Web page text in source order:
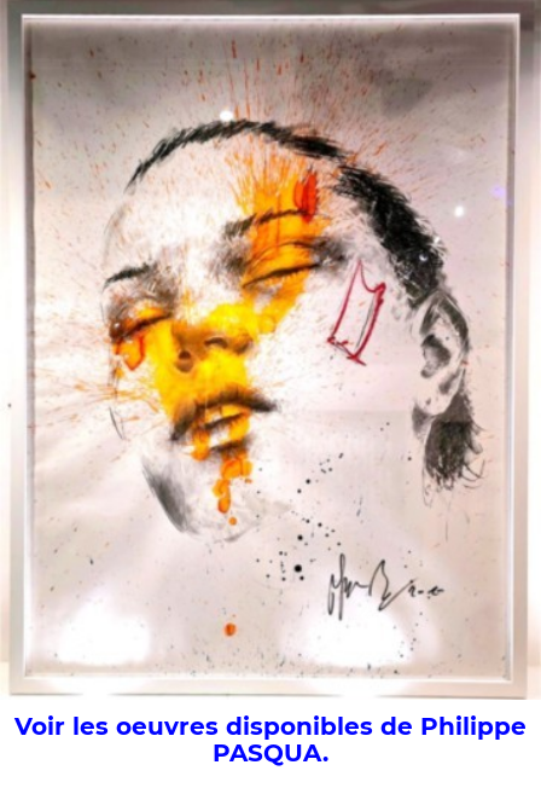
Voir les oeuvres disponibles de Philippe
PASQUA.